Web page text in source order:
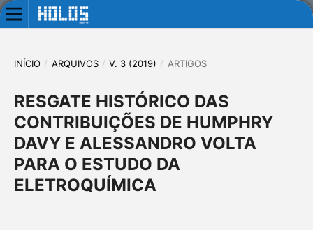
INÍCIO / ARQUIVOS / V. 3 (2019) / ARTIGOS
RESGATE HISTÓRICO DAS
CONTRIBUIÇÕES DE HUMPHRY
DAVY E ALESSANDRO VOLTA
PARA O ESTUDO DA
ELETROQUÍMICA